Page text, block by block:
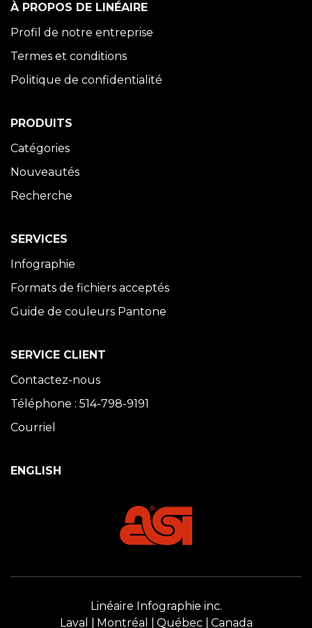
À PROPOS DE LINÉAIRE
Profil de notre entreprise
Termes et conditions
Politique de confidentialité
PRODUITS
Catégories
Nouveautés
Recherche
SERVICES
Infographie
Formats de fichiers acceptés
Guide de couleurs Pantone
SERVICE CLIENT
Contactez-nous
Téléphone : 514-798-9191
Courriel
ENGLISH
Linéaire Infographie inc.
Laval
Montréal Québec Canada